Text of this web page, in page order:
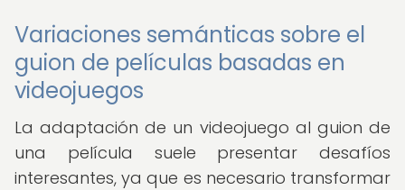
Variaciones semánticas sobre el
guion de películas basadas en
videojuegos
La adaptación de un videojuego al guion de
una película suele presentar desafíos
interesantes, ya que es necesario transformar